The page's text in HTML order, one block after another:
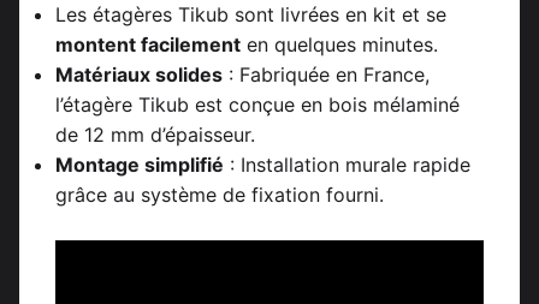
Les étagères Tikub sont livrées en kit et se
montent facilement en quelques minutes.
Matériaux solides : Fabriquée en France,
l’étagère Tikub est conçue en bois mélaminé
de 12 mm d’épaisseur.
Montage simplifié : Installation murale rapide
grâce au système de fixation fourni.